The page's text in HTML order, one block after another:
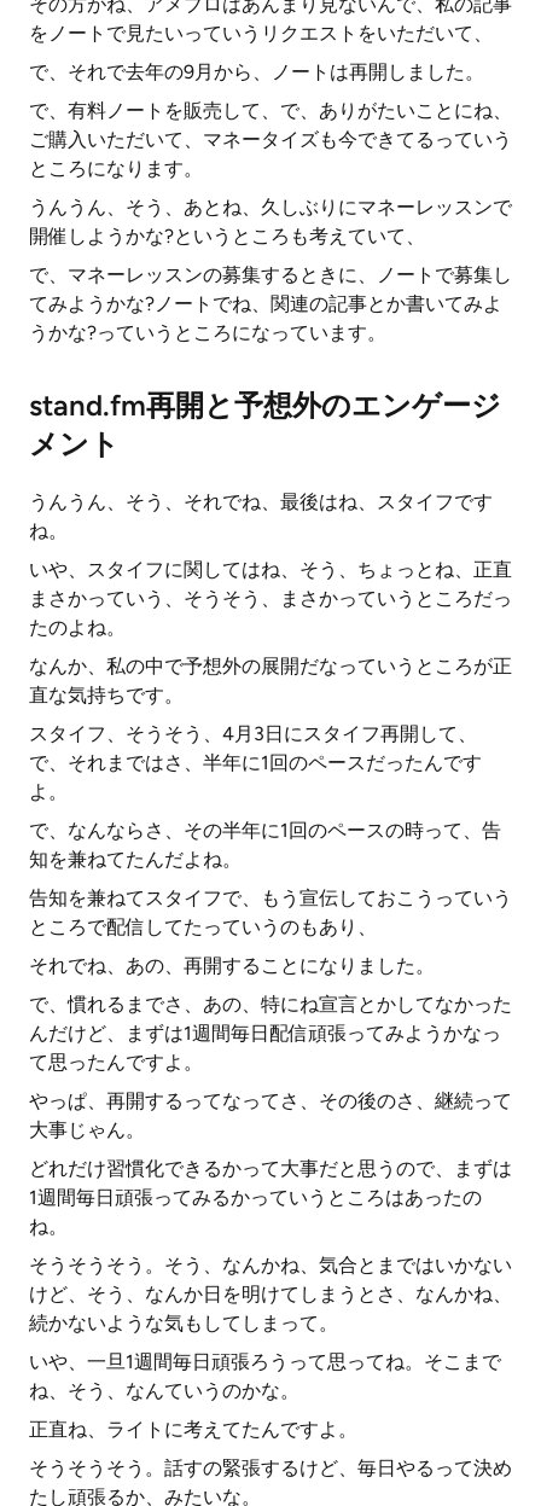
をノートで見たいっていうリクエストをいただいて、
で、それで去年の9月から、ノートは再開しました。
で、有料ノートを販売して、で、ありがたいことにね、
ご購入いただいて、マネータイズも今できてるっていう
ところになります。
うんうん、そう、あとね、久しぶりにマネーレッスンで
開催しようかな?というところも考えていて、
で、マネーレッスンの募集するときに、ノートで募集し
てみようかな?ノートでね、関連の記事とか書いてみよ
うかな?っていうところになっています。
stand.fm再開と予想外のエンゲージ
メント
うんうん、そう、それでね、最後はね、スタイフです
ね。
いや、スタイフに関してはね、そう、ちょっとね、正直
まさかっていう、そうそう、まさかっていうところだっ
たのよね。
なんか、私の中で予想外の展開だなっていうところが正
直な気持ちです。
スタイフ、そうそう、4月3日にスタイフ再開して、
で、それまではさ、半年に1回のペースだったんです
よ。
で、なんならさ、その半年に1回のペースの時って、告
知を兼ねてたんだよね。
告知を兼ねてスタイフで、もう宣伝しておこうっていう
ところで配信してたっていうのもあり、
それでね、あの、再開することになりました。
で、慣れるまでさ、あの、特にね宣言とかしてなかった
んだけど、まずは1週間毎日配信頑張ってみようかなっ
て思ったんですよ。
やっぱ、再開するってなってさ、その後のさ、継続って
大事じゃん。
どれだけ習慣化できるかって大事だと思うので、まずは
1週間毎日頑張ってみるかっていうところはあったの
ね。
そうそうそう。そう、なんかね、気合とまではいかない
けど、そう、なんか日を明けてしまうとさ、なんかね、
続かないような気もしてしまって。
いや、一旦1週間毎日頑張ろうって思ってね。そこまで
ね、そう、なんていうのかな。
正直ね、ライトに考えてたんですよ。
そうそうそう。話すの緊張するけど、毎日やるって決め
たし頑張るか、みたいな。